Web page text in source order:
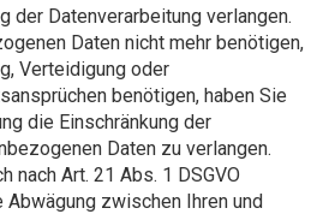
der Datenverarbeitung verlangen.
Daten nicht mehr benötigen,
Verteidigung oder
benötigen, haben Sie
die Einschränkung der
Daten zu verlangen.
nach Art. 21 Abs. 1 DSGVO
zwischen Ihren und